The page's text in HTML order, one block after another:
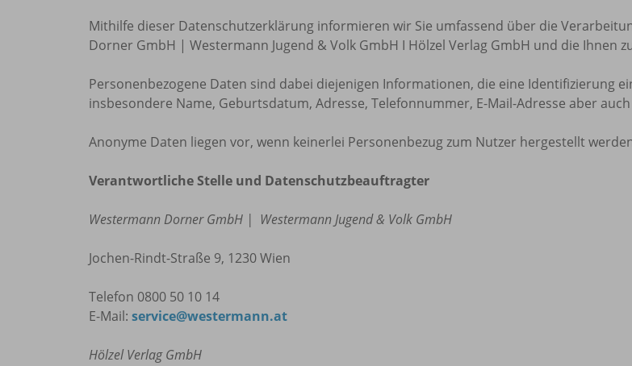
Mithilfe dieser Datenschutzerklärung informieren wir Sie umfassend über die
Dorner GmbH | Westermann Jugend & Volk GmbH I Hölzel Verlag GmbH und die Ihnen
Personenbezogene Daten sind dabei diejenigen Informationen, die eine Identifizierung
insbesondere Name, Geburtsdatum, Adresse, Telefonnummer, E-Mail-Adresse aber auch
Anonyme Daten liegen vor, wenn keinerlei Personenbezug zum Nutzer hergestellt
Verantwortliche Stelle und Datenschutzbeauftragter
Westermann Dorner GmbH | Westermann Jugend & Volk GmbH
Jochen-Rindt-Straße 9, 1230 Wien
Telefon 0800 50 10 14
E-Mail: service@westermann.at
Hölzel Verlag GmbH